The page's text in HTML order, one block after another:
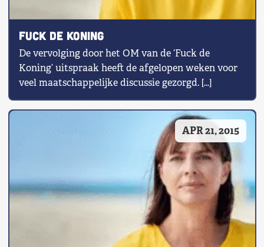
Fuck de Koning
De vervolging door het OM van de ‘Fuck de
Koning’ uitspraak heeft de afgelopen weken voor
veel maatschappelijke discussie gezorgd. […]
APR 21, 2015